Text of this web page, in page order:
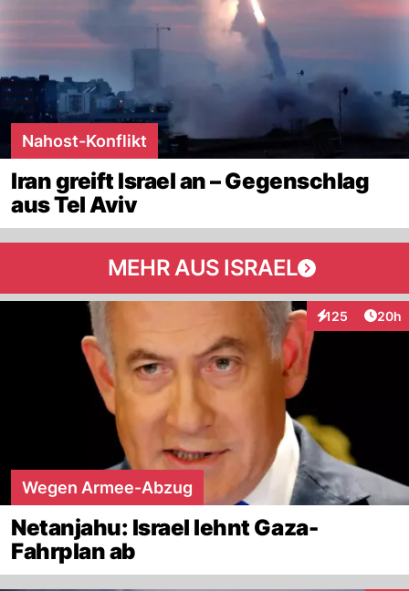
Nahost-Konflikt
Iran greift Israel an – Gegenschlag
aus Tel Aviv
MEHR AUS ISRAEL
125
Interaktionen
20h
Wegen Armee-Abzug
Netanjahu: Israel lehnt Gaza-
Fahrplan ab